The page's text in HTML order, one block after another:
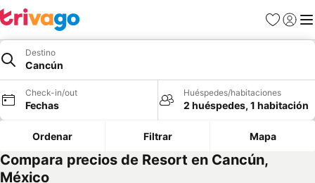
Favoritos
Iniciar
Destino
Cancún
Check-in/out
Fechas
Huéspedes/habitaciones
2 huéspedes, 1 habitación
Ordenar Filtrar Mapa
Compara precios de Resort en Cancún,
México